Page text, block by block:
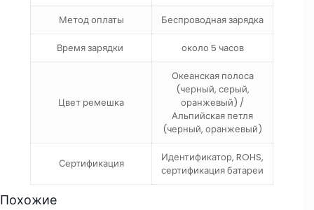
Метод оплаты Беспроводная зарядка
Время зарядки около 5 часов
Цвет ремешка
Океанская полоса
(черный, серый,
оранжевый) /
Альпийская петля
(черный, оранжевый)
Сертификация
Идентификатор, ROHS,
сертификация батареи
Похожие